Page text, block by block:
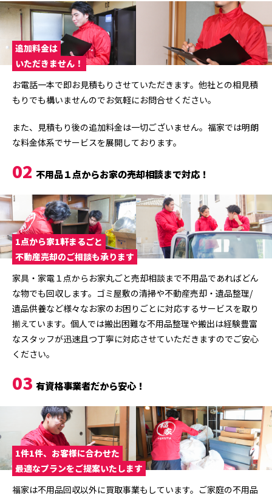
追加料金は
いただきません！
お電話一本で即お見積もりさせていただきます。他社との相見積
もりでも構いませんのでお気軽にお問合せください。
また、見積もり後の追加料金は一切ございません。福家では明朗
な料金体系でサービスを展開しております。
02 不用品１点からお家の売却相談まで対応！
1点から家1軒まるごと
不動産売却のご相談も承ります
家具・家電１点からお家丸ごと売却相談まで不用品であればどん
な物でも回収します。ゴミ屋敷の清掃や不動産売却・遺品整理/
遺品供養など様々なお家のお困りごとに対応するサービスを取り
揃えています。個人では搬出困難な不用品整理や搬出は経験豊富
なスタッフが迅速且つ丁寧に対応させていただきますのでご安心
ください。
03 有資格事業者だから安心！
1件1件、お客様に合わせた
最適なプランをご提案いたします
福家は不用品回収以外に買取事業もしています。ご家庭の不用品